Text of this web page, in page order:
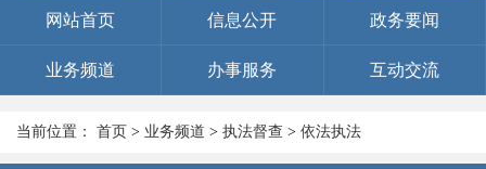
网站首页 信息公开 政务要闻
业务频道 办事服务 互动交流
当前位置： 首页 > 业务频道 > 执法督查 > 依法执法